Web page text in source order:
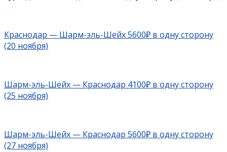
Краснодар — Шарм-эль-Шейх 5600₽ в одну сторону
(20 ноября)
Шарм-эль-Шейх — Краснодар 4100₽ в одну сторону
(25 ноября)
Шарм-эль-Шейх — Краснодар 5600₽ в одну сторону
(27 ноября)